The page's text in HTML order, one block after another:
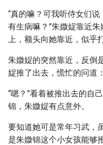
“真的嘛？可我听侍女们
有生病嘛？”朱媺娖靠近
上，额头向她靠近，似乎
朱媺娖的突然靠近，反倒
娖推了出去，慌忙的问道
“嗯？”看着被推出去的自
锦，朱媺娖有点意外。
要知道她可是常年习武，
是朱媺锦这个小女孩能够